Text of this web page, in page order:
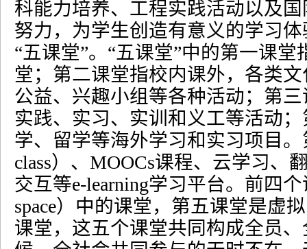
科能力培养、工程实践活动以及
努力，为学生创造有意义的学习
“五课堂”。 “五课堂”中的第一课堂
堂；第二课堂指校内课外，各类
公益、兴趣小组等各种活动；第
实践、实习、实训和义工等活动
学、留学等海外学习和实习项目
class）、 MOOCs课程、云学习、
交互等e-learning学习平台。前四
space）中的课堂，第五课堂是虚
课堂，这五个课堂共同构成全员